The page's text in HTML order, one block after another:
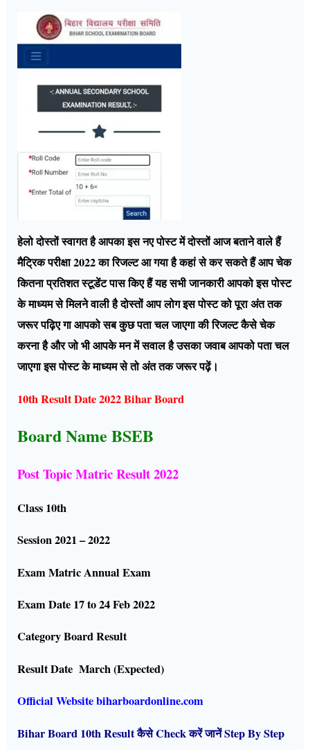
हेलो दोस्तों स्वागत है आपका इस नए पोस्ट में दोस्तों आज बताने वाले हैं
मैट्रिक परीक्षा 2022 का रिजल्ट आ गया है कहां से कर सकते हैं आप चेक
कितना प्रतिशत स्टूडेंट पास किए हैं यह सभी जानकारी आपको इस पोस्ट
के माध्यम से मिलने वाली है दोस्तों आप लोग इस पोस्ट को पूरा अंत तक
जरूर पढ़िए गा आपको सब कुछ पता चल जाएगा की रिजल्ट कैसे चेक
करना है और जो भी आपके मन में सवाल है उसका जवाब आपको पता चल
जाएगा इस पोस्ट के माध्यम से तो अंत तक जरूर पढ़ें।
10th Result Date 2022 Bihar Board
Board Name BSEB
Post Topic Matric Result 2022
Class 10th
Session 2021 – 2022
Exam Matric Annual Exam
Exam Date 17 to 24 Feb 2022
Category Board Result
Result Date March (Expected)
Official Website biharboardonline.com
Bihar Board 10th Result कैसे Check करें जानें Step By Step